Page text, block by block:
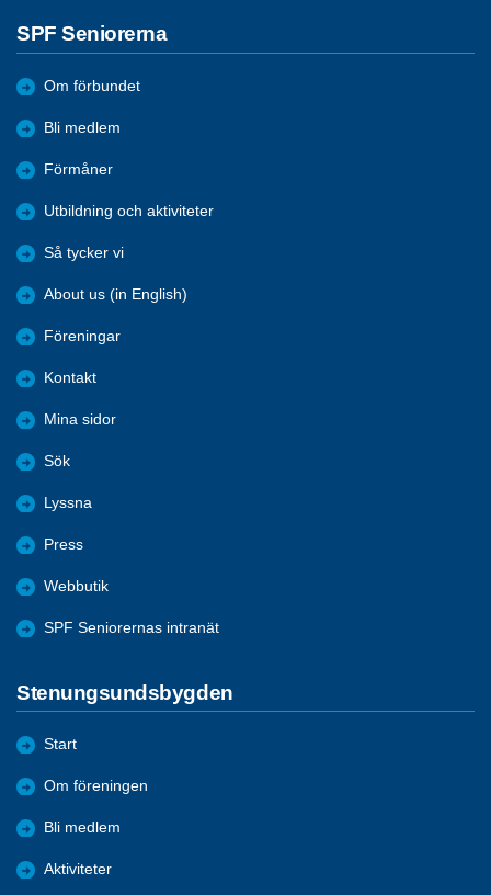
SPF Seniorerna
Om förbundet
Bli medlem
Förmåner
Utbildning och aktiviteter
Så tycker vi
About us (in English)
Föreningar
Kontakt
Mina sidor
Sök
Lyssna
Press
Webbutik
SPF Seniorernas intranät
Stenungsundsbygden
Start
Om föreningen
Bli medlem
Aktiviteter